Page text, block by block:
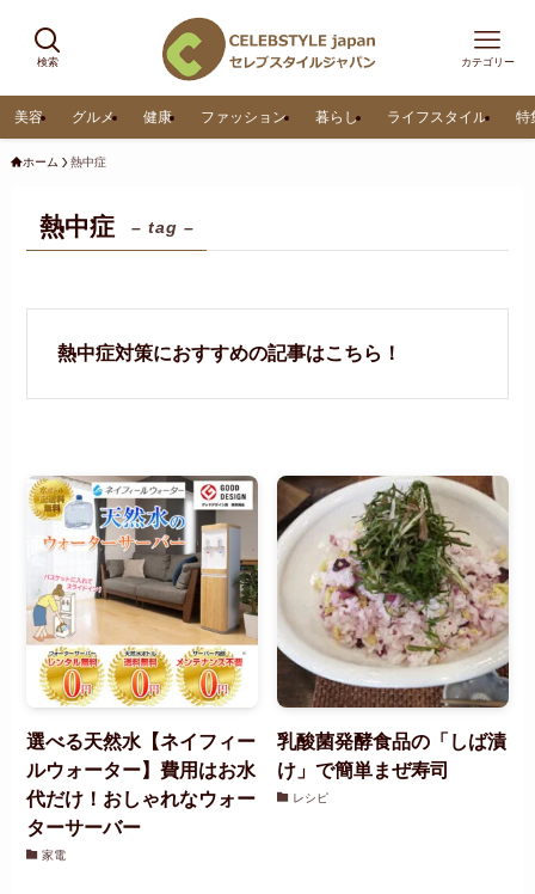
検索 カテゴリー
美容 グルメ 健康 ファッション 暮らし ライフスタイル 特
ホーム 熱中症
熱中症 – tag –
熱中症対策におすすめの記事はこちら！
選べる天然水【ネイフィー
ルウォーター】費用はお水
代だけ！おしゃれなウォー
ターサーバー
家電
乳酸菌発酵食品の「しば漬
け」で簡単まぜ寿司
レシピ